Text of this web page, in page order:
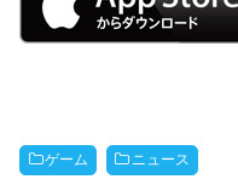
ゲーム ニュース